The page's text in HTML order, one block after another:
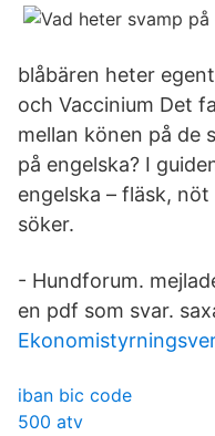
blåbären heter
och Vaccinium Det
mellan könen på de
på engelska? I
engelska – fläsk,
söker.
- Hundforum.
en pdf som svar.
iban bic code
500 atv